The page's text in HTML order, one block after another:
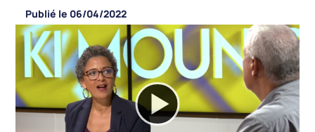
Publié le 06/04/2022